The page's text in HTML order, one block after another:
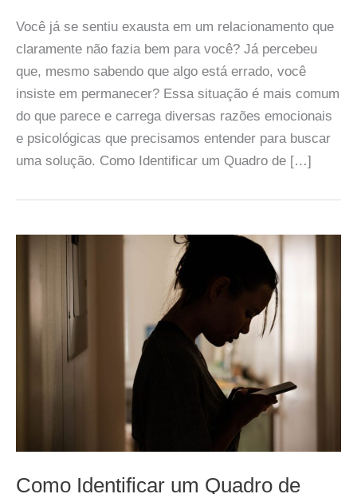
Você já se sentiu exausta em um relacionamento que
claramente não fazia bem para você? Já percebeu
que, mesmo sabendo que algo está errado, você
insiste em permanecer? Essa situação é mais comum
do que parece e carrega diversas razões emocionais
e psicológicas que precisamos entender para buscar
uma solução. Como Identificar um Quadro de […]
Como Identificar um Quadro de